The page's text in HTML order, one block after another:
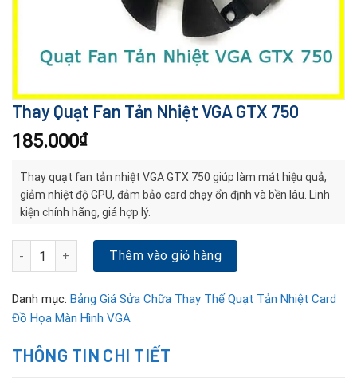
Thay Quạt Fan Tản Nhiệt VGA GTX 750
185.000₫
Thay quạt fan tản nhiệt VGA GTX 750 giúp làm mát hiệu quả,
giảm nhiệt độ GPU, đảm bảo card chạy ổn định và bền lâu. Linh
kiện chính hãng, giá hợp lý.
Thay Quạt Fan Tản Nhiệt VGA GTX 750 số lượng
Thêm vào giỏ hàng
Danh mục: Bảng Giá Sửa Chữa Thay Thế Quạt Tản Nhiệt Card
Đồ Họa Màn Hình VGA
THÔNG TIN CHI TIẾT